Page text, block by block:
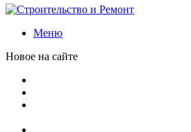
Меню
Новое на сайте